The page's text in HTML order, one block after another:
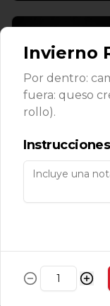
Makis
Invierno
Por dentro:
fuera: queso
rollo).